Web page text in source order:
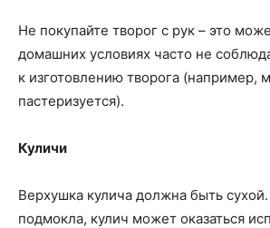
Не покупайте творог с рук – это
домашних условиях часто не
к изготовлению творога (например,
пастеризуется).
Куличи
Верхушка кулича должна быть
подмокла, кулич может оказаться